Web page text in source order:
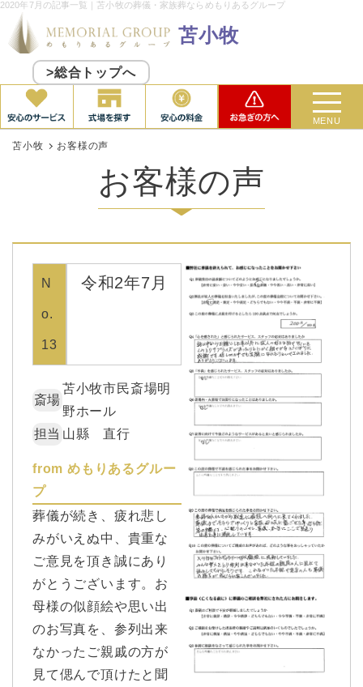
2020年7月の記事一覧｜苫小牧の葬儀・家族葬ならめもりあるグループ
苫小牧
>総合トップへ
MENU
苫小牧 お客様の声
お客様の声
N
o.
13
令和2年7月
斎場
苫小牧市民斎場明
野ホール
担当 山縣 直行
from めもりあるグルー
プ
葬儀が続き、疲れ悲し
みがいえぬ中、貴重な
ご意見を頂き誠にあり
がとうございます。お
母様の似顔絵や思い出
のお写真を、参列出来
なかったご親戚の方が
見て偲んで頂けたと聞